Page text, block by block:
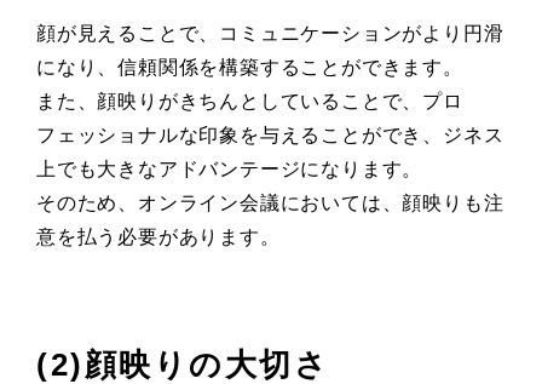
顔が見えることで、コミュニケーションがより円滑
になり、信頼関係を構築することができます。
また、顔映りがきちんとしていることで、プロ
フェッショナルな印象を与えることができ、ジネス
上でも大きなアドバンテージになります。
そのため、オンライン会議においては、顔映りも注
意を払う必要があります。
(2)顔映りの大切さ